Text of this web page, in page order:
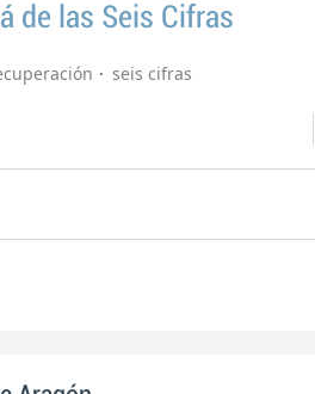
de las Seis Cifras
seis cifras